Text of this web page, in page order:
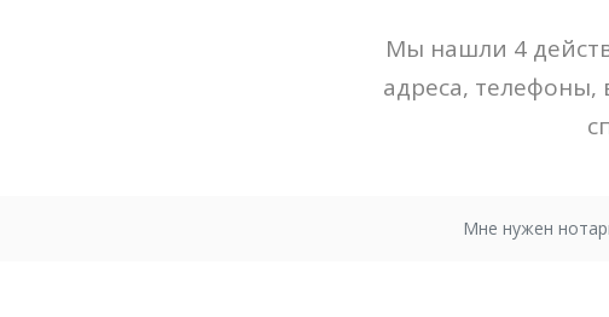
Мы нашли 4
адреса,
Мне нужен